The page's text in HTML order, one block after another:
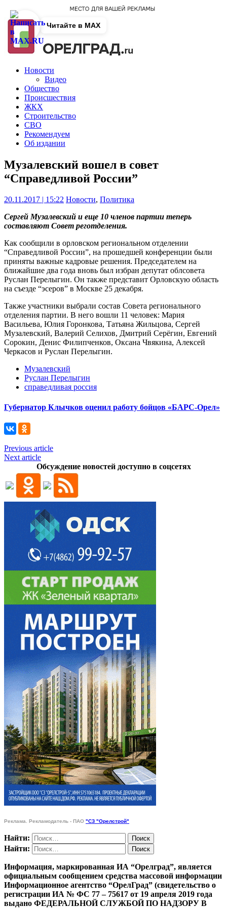
Новости
Видео
Общество
Происшествия
ЖКХ
Строительство
СВО
Рекомендуем
Об издании
Музалевский вошел в совет
“Справедливой России”
20.11.2017 | 15:22 Новости, Политика
Сергей Музалевский и еще 10 членов партии теперь
составляют Совет реготделения.
Как сообщили в орловском региональном отделении
“Справедливой России”, на прошедшей конференции были
приняты важные кадровые решения. Председателем на
ближайшие два года вновь был избран депутат облсовета
Руслан Перелыгин. Он также представит Орловскую область
на съезде “эсеров” в Москве 25 декабря.
Также участники выбрали состав Совета регионального
отделения партии. В него вошли 11 человек: Мария
Васильева, Юлия Горонкова, Татьяна Жильцова, Сергей
Музалевский, Валерий Селихов, Дмитрий Серёгин, Евгений
Сорокин, Денис Филипченков, Оксана Чвякина, Алексей
Черкасов и Руслан Перелыгин.
Музалевский
Руслан Перелыгин
справедливая россия
Губернатор Клычков оценил работу бойцов «БАРС-Орел»
Previous article
Next article
Обсуждение новостей доступно в соцсетях
Реклама. Рекламодатель - ПАО "СЗ "Орелстрой"
Найти:
Найти:
Информация, маркированная ИА “Орелград”, является
официальным сообщением средства массовой информации
Информационное агентство “ОрелГрад” (свидетельство о
регистрации ИА № ФС 77 – 75617 от 19 апреля 2019 года
выдано ФЕДЕРАЛЬНОЙ СЛУЖБОЙ ПО НАДЗОРУ В
Читайте в MAX